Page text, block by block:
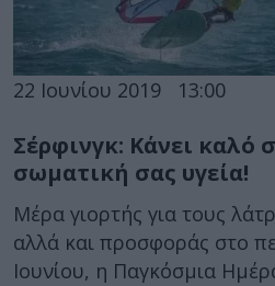
22 Ιουνίου 2019 13:00
Σέρφινγκ: Κάνει καλό
σωματική σας υγεία!
Μέρα γιορτής για τους
αλλά και προσφοράς στο
Ιουνίου, η Παγκόσμια